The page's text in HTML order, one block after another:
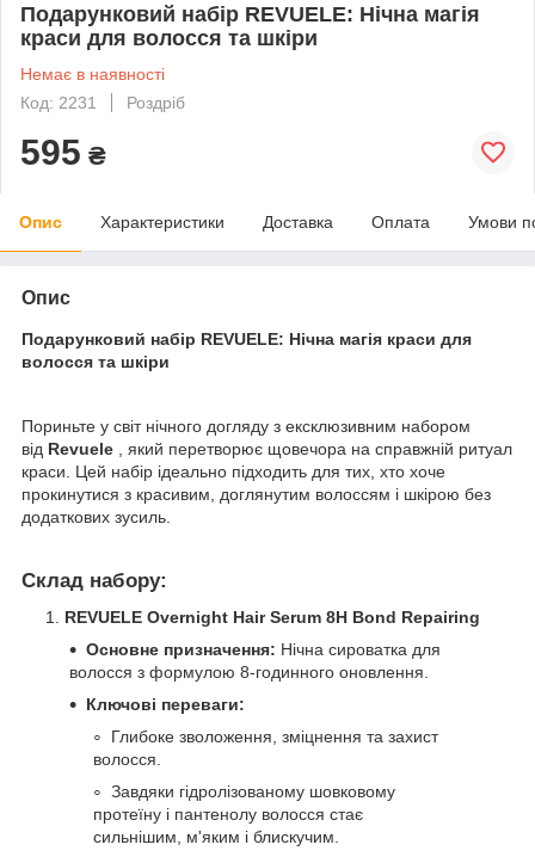
Подарунковий набір REVUELE: Нічна магія
краси для волосся та шкіри
Немає в наявності
Код: 2231
Роздріб
595 ₴
Опис Характеристики Доставка Оплата Умови
Опис
Подарунковий набір REVUELE: Нічна магія краси для
волосся та шкіри
Пориньте у світ нічного догляду з ексклюзивним набором
від Revuele , який перетворює щовечора на справжній ритуал
краси. Цей набір ідеально підходить для тих, хто хоче
прокинутися з красивим, доглянутим волоссям і шкірою без
додаткових зусиль.
Склад набору:
REVUELE Overnight Hair Serum 8H Bond Repairing
Основне призначення: Нічна сироватка для
волосся з формулою 8-годинного оновлення.
Ключові переваги:
Глибоке зволоження, зміцнення та захист
волосся.
Завдяки гідролізованому шовковому
протеїну і пантенолу волосся стає
сильнішим, м'яким і блискучим.